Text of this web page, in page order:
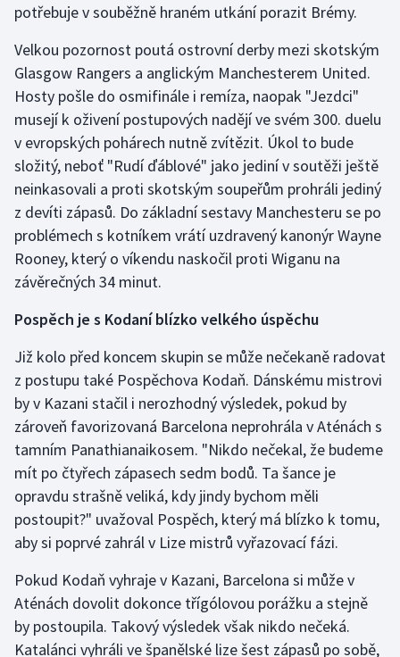
Plážový volejbal
Ragby
Rychlobruslení
Rychlostní kanoistika
Short track
Sportovní střelba
Stolní tenis
Triatlon
Veslování
Vodní slalom
Volejbal
Ostatní
potřebuje v souběžně hraném utkání porazit Brémy.
Velkou pozornost poutá ostrovní derby mezi skotským
Glasgow Rangers a anglickým Manchesterem United.
Hosty pošle do osmifinále i remíza, naopak "Jezdci"
musejí k oživení postupových nadějí ve svém 300. duelu
v evropských pohárech nutně zvítězit. Úkol to bude
složitý, neboť "Rudí ďáblové" jako jediní v soutěži ještě
neinkasovali a proti skotským soupeřům prohráli jediný
z devíti zápasů. Do základní sestavy Manchesteru se po
problémech s kotníkem vrátí uzdravený kanonýr Wayne
Rooney, který o víkendu naskočil proti Wiganu na
závěrečných 34 minut.
Pospěch je s Kodaní blízko velkého úspěchu
Již kolo před koncem skupin se může nečekaně radovat
z postupu také Pospěchova Kodaň. Dánskému mistrovi
by v Kazani stačil i nerozhodný výsledek, pokud by
zároveň favorizovaná Barcelona neprohrála v Aténách s
tamním Panathianaikosem. "Nikdo nečekal, že budeme
mít po čtyřech zápasech sedm bodů. Ta šance je
opravdu strašně veliká, kdy jindy bychom měli
postoupit?" uvažoval Pospěch, který má blízko k tomu,
aby si poprvé zahrál v Lize mistrů vyřazovací fázi.
Pokud Kodaň vyhraje v Kazani, Barcelona si může v
Aténách dovolit dokonce třígólovou porážku a stejně
by postoupila. Takový výsledek však nikdo nečeká.
Katalánci vyhráli ve španělské lize šest zápasů po sobě,